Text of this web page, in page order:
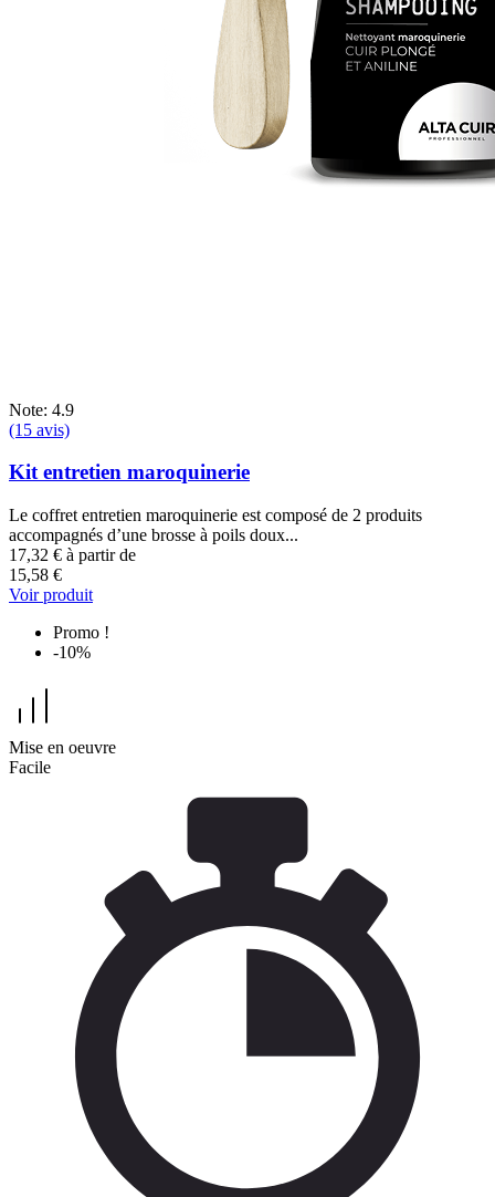
Note: 4.9
(15 avis)
Kit entretien maroquinerie
Le coffret entretien maroquinerie est composé de 2 produits
accompagnés d’une brosse à poils doux...
17,32 € à partir de
15,58 €
Voir produit
Promo !
-10%
Mise en oeuvre
Facile